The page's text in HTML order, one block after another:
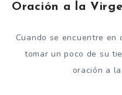
Oración a la
Cuando se encuentre en
tomar un poco de su
oración a